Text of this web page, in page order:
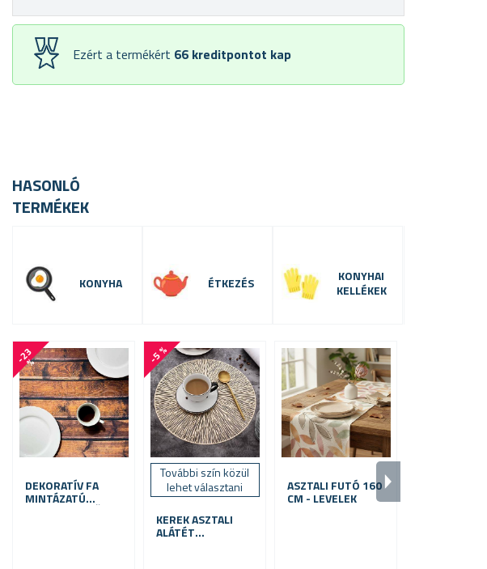
Ezért a termékért 66 kreditpontot kap
HASONLÓ
TERMÉKEK
KONYHA ÉTKEZÉS
KONYHAI
KELLÉKEK
-
2
3
%
DEKORATÍV FA
MINTÁZATÚ
-5 %
További szín közül
lehet választani
KEREK ASZTALI
ALÁTÉT
ASZTALI FUTÓ 160
CM - LEVELEK